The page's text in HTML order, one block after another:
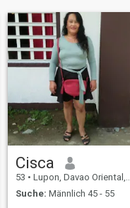
Cisca
53 • Lupon, Davao Oriental, Philippinen
Suche: Männlich 45 - 55